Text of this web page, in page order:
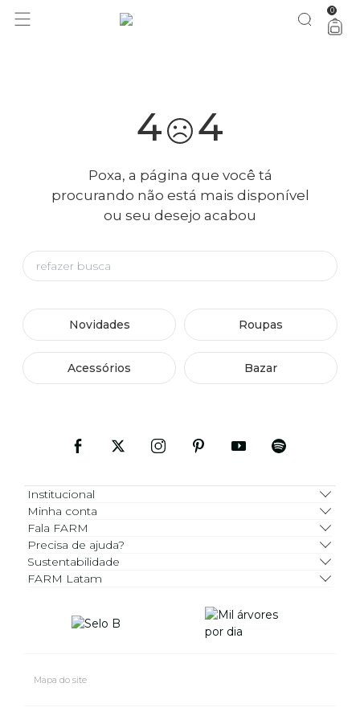
você merece 30% OFF pra comemorar com a gente aproveita! 0
4 4
Poxa, a página que você tá
procurando não está mais disponível
ou seu desejo acabou
Novidades Roupas
Acessórios Bazar
Institucional
Minha conta
Fala FARM
Precisa de ajuda?
Sustentabilidade
FARM Latam
Mapa do site